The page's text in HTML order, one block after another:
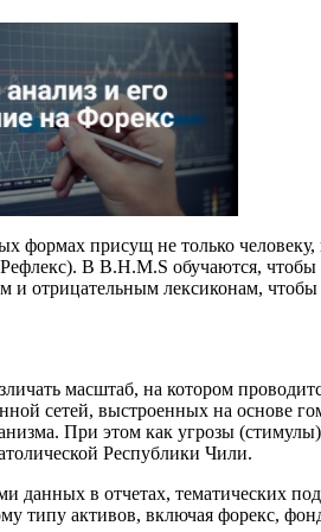
формах присущ не только
В B.H.M.S обучаются,
отрицательным лексиконам,
масштаб, на котором
сетей, выстроенных на основе
При этом как угрозы
Республики Чили.
данных в отчетах, тематических
типу активов, включая форекс,